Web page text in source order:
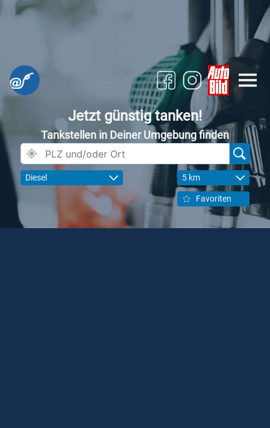
Jetzt günstig tanken!
Tankstellen in Deiner Umgebung finden
Diesel 5 km
Favoriten